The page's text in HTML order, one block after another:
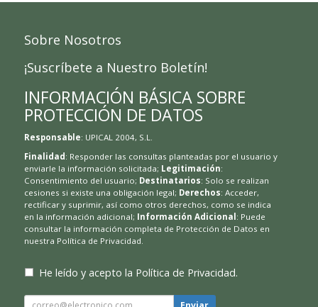
Sobre Nosotros
¡Suscríbete a Nuestro Boletín!
INFORMACIÓN BÁSICA SOBRE
PROTECCIÓN DE DATOS
Responsable: UPICAL 2004, S.L.
Finalidad: Responder las consultas planteadas por el usuario y
enviarle la información solicitada; Legitimación:
Consentimiento del usuario; Destinatarios: Solo se realizan
cesiones si existe una obligación legal; Derechos: Acceder,
rectificar y suprimir, así como otros derechos, como se indica
en la información adicional; Información Adicional: Puede
consultar la información completa de Protección de Datos en
nuestra Política de Privacidad
He leído y acepto la Política de Privacidad.